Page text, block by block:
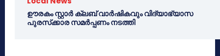
ഊരകം സ്റ്റാർ ക്ലബ് വാർഷികവും വിദ്യാഭ്യാസ
പുരസ്‌ക്കാര സമർപ്പണം നടത്തി